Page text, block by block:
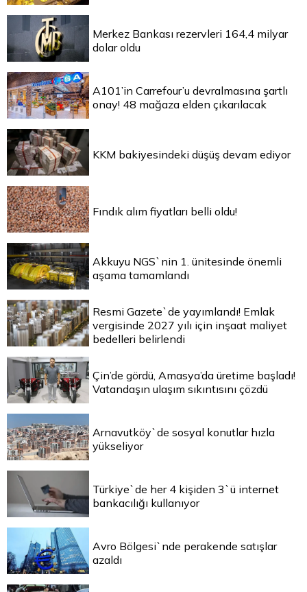
Merkez Bankası rezervleri 164,4 milyar
dolar oldu
A101’in Carrefour’u devralmasına şartlı
onay! 48 mağaza elden çıkarılacak
KKM bakiyesindeki düşüş devam ediyor
Fındık alım fiyatları belli oldu!
Akkuyu NGS`nin 1. ünitesinde önemli
aşama tamamlandı
Resmi Gazete`de yayımlandı! Emlak
vergisinde 2027 yılı için inşaat maliyet
bedelleri belirlendi
Çin’de gördü, Amasya’da üretime başladı!
Vatandaşın ulaşım sıkıntısını çözdü
Arnavutköy`de sosyal konutlar hızla
yükseliyor
Türkiye`de her 4 kişiden 3`ü internet
bankacılığı kullanıyor
Avro Bölgesi`nde perakende satışlar
azaldı